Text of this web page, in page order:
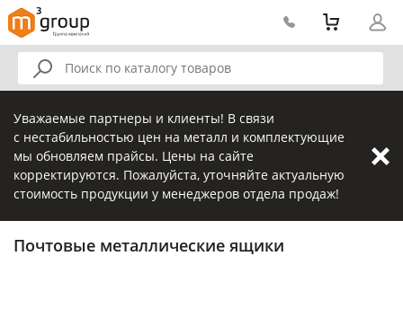
Уважаемые партнеры и клиенты! В связи
с нестабильностью цен на металл и комплектующие
мы обновляем прайсы. Цены на сайте
корректируются. Пожалуйста, уточняйте актуальную
стоимость продукции у менеджеров отдела продаж!
Почтовые металлические ящики